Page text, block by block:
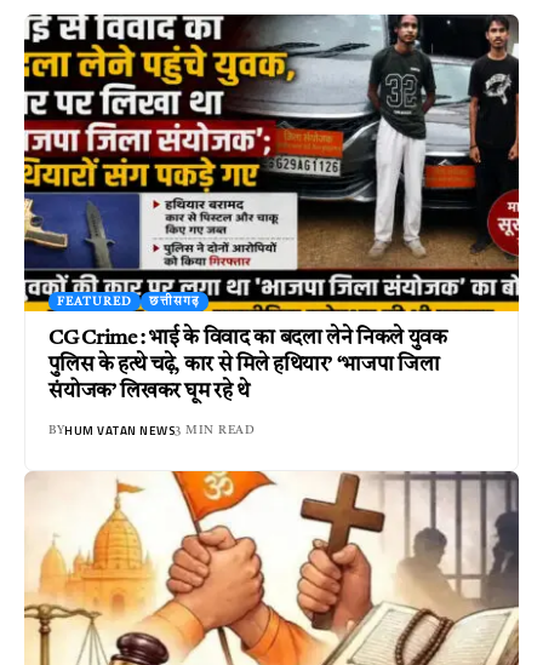
FEATURED छत्तीसगढ़
CG Crime : भाई के विवाद का बदला लेने निकले युवक
पुलिस के हत्थे चढ़े, कार से मिले हथियार’ ‘भाजपा जिला
संयोजक’ लिखकर घूम रहे थे
BYHUM VATAN NEWS3 MIN READ